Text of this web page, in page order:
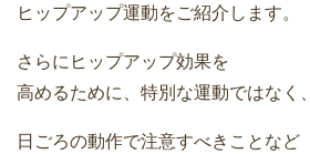
ヒップアップ運動をご紹介します。
さらにヒップアップ効果を
高めるために、特別な運動ではなく、
日ごろの動作で注意すべきことなど